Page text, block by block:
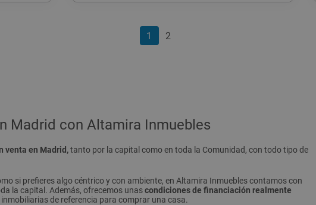
1 2
Madrid con Altamira Inmuebles
venta en Madrid,tanto por la capital como en toda la Comunidad, con todo tipo de
si prefieres algo céntrico y con ambiente, en Altamira Inmuebles contamos con
la capital. Además, ofrecemos unascondiciones de financiación realmente
de referencia para comprar una casa.